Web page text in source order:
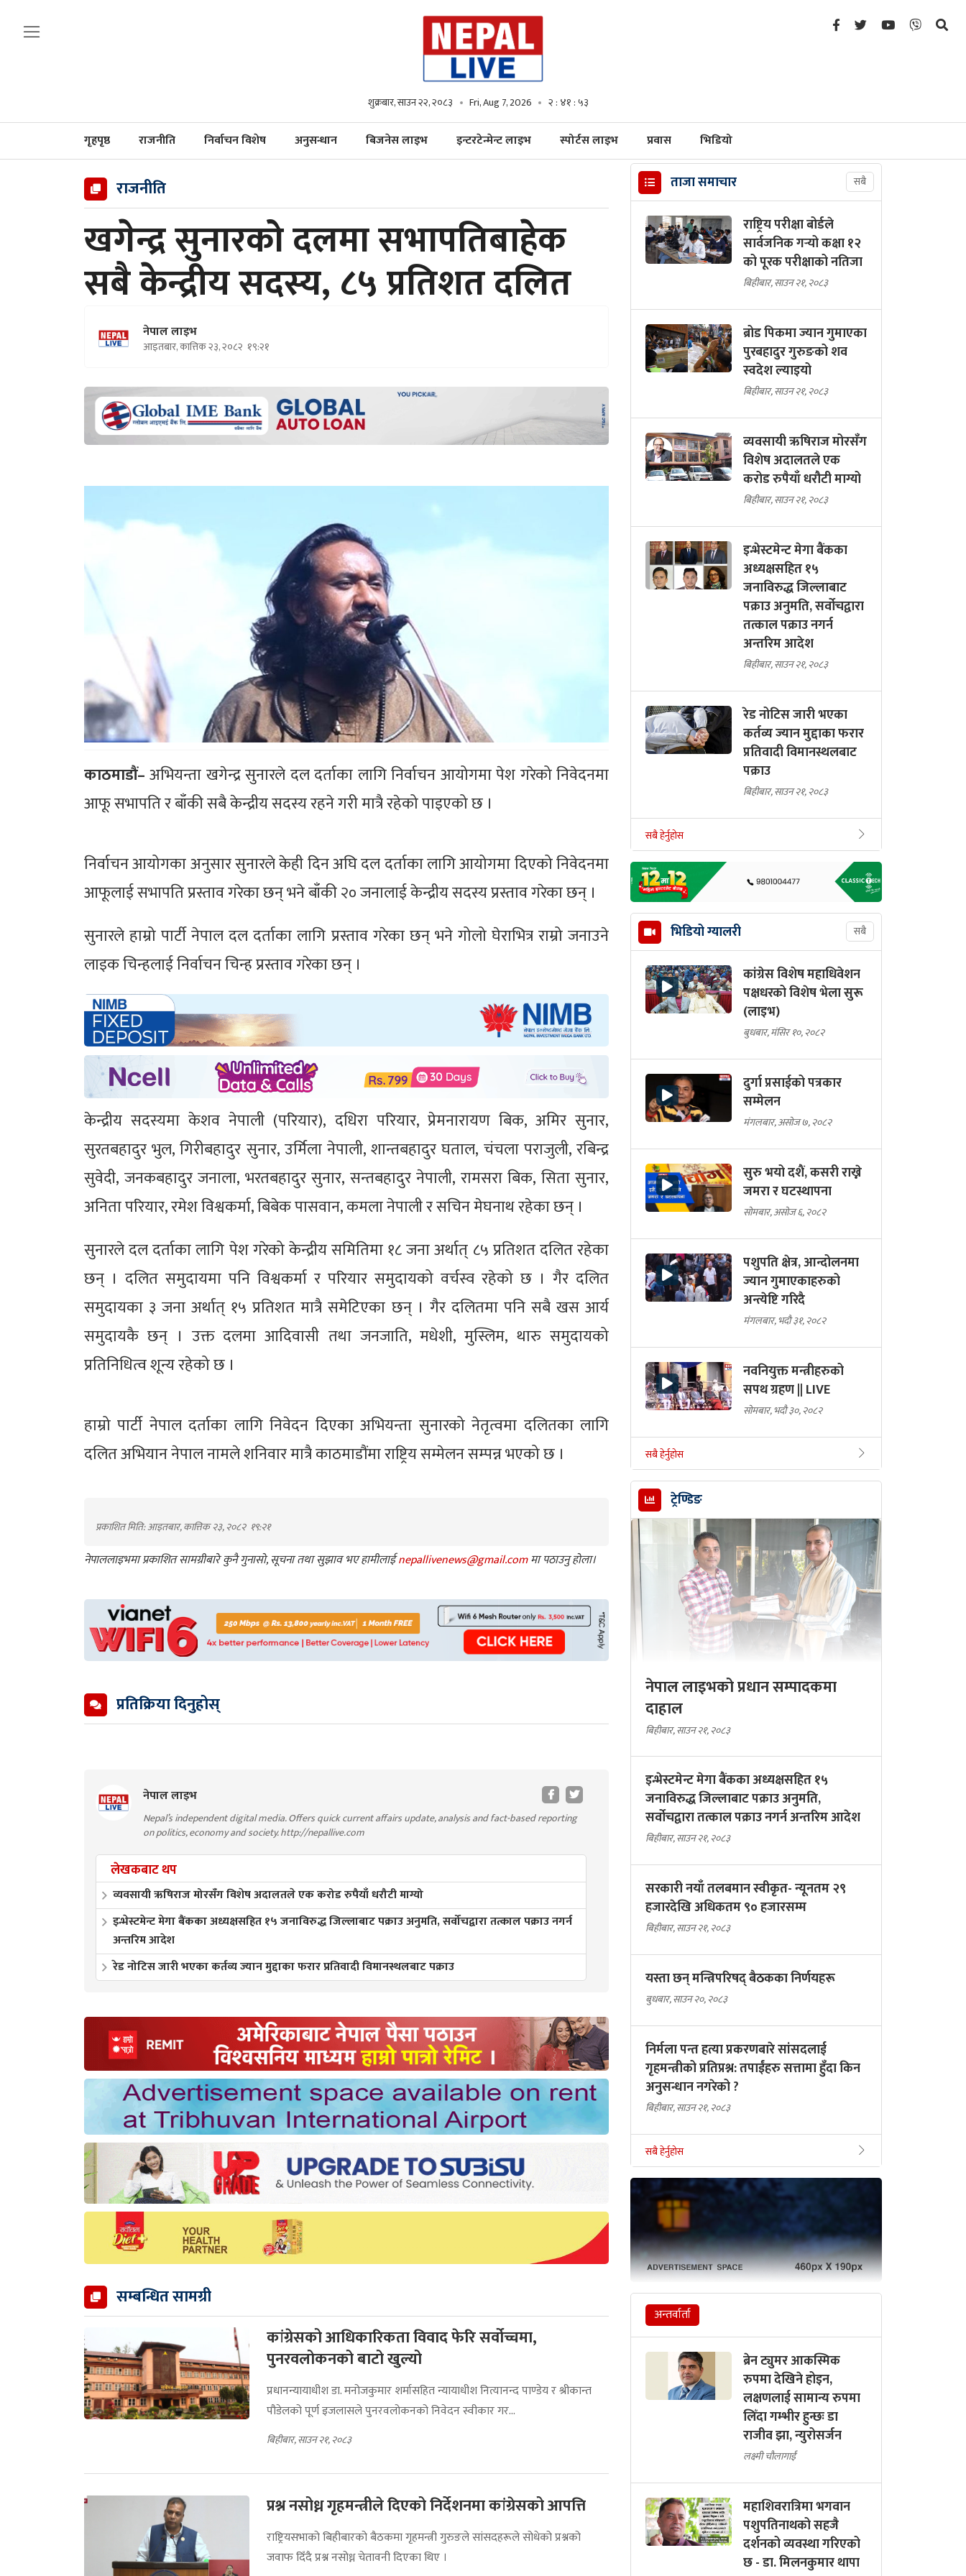
शुक्रबार, साउन २२, २०८३ Fri, Aug 7, 2026 २ : ४१ : ५४
गृहपृष्ठ राजनीति निर्वाचन विशेष अनुसन्धान बिजनेस लाइभ इन्टरटेन्मेन्ट लाइभ स्पोर्टस लाइभ प्रवास भिडियो
राजनीति
खगेन्द्र सुनारको दलमा सभापतिबाहेक
सबै केन्द्रीय सदस्य, ८५ प्रतिशत दलित
नेपाल लाइभ
आइतबार, कात्तिक २३, २०८२ १९:२१
काठमाडौं–अभियन्ता खगेन्द्र सुनारले दल दर्ताका लागि निर्वाचन आयोगमा पेश गरेको निवेदनमा
आफू सभापति र बाँकी सबै केन्द्रीय सदस्य रहने गरी मात्रै रहेको पाइएको छ ।
निर्वाचन आयोगका अनुसार सुनारले केही दिन अघि दल दर्ताका लागि आयोगमा दिएको निवेदनमा
आफूलाई सभापति प्रस्ताव गरेका छन् भने बाँकी २० जनालाई केन्द्रीय सदस्य प्रस्ताव गरेका छन् ।
सुनारले हाम्रो पार्टी नेपाल दल दर्ताका लागि प्रस्ताव गरेका छन् भने गोलो घेराभित्र राम्रो जनाउने
लाइक चिन्हलाई निर्वाचन चिन्ह प्रस्ताव गरेका छन् ।
केन्द्रीय सदस्यमा केशव नेपाली (परियार), दधिरा परियार, प्रेमनारायण बिक, अमिर सुनार,
सुरतबहादुर भुल, गिरीबहादुर सुनार, उर्मिला नेपाली, शान्तबहादुर घताल, चंचला पराजुली, रबिन्द्र
सुवेदी, जनकबहादुर जनाला, भरतबहादुर सुनार, सन्तबहादुर नेपाली, रामसरा बिक, सिता सुनार,
अनिता परियार, रमेश विश्वकर्मा, बिबेक पासवान, कमला नेपाली र सचिन मेघनाथ रहेका छन् ।
सुनारले दल दर्ताका लागि पेश गरेको केन्द्रीय समितिमा १८ जना अर्थात् ८५ प्रतिशत दलित रहेका
छन् । दलित समुदायमा पनि विश्वकर्मा र परियार समुदायको वर्चस्व रहेको छ । गैर दलित
समुदायका ३ जना अर्थात् १५ प्रतिशत मात्रै समेटिएका छन् । गैर दलितमा पनि सबै खस आर्य
समुदायकै छन् । उक्त दलमा आदिवासी तथा जनजाति, मधेशी, मुस्लिम, थारु समुदायको
प्रतिनिधित्व शून्य रहेको छ ।
हाम्रो पार्टी नेपाल दर्ताका लागि निवेदन दिएका अभियन्ता सुनारको नेतृत्वमा दलितका लागि
दलित अभियान नेपाल नामले शनिवार मात्रै काठमाडौंमा राष्ट्रिय सम्मेलन सम्पन्न भएको छ ।
प्रकाशित मिति: आइतबार, कात्तिक २३, २०८२ १९:२१
नेपाललाइभमा प्रकाशित सामग्रीबारे कुनै गुनासो, सूचना तथा सुझाव भए हामीलाईnepallivenews@gmail.comमा पठाउनु होला।
प्रतिक्रिया दिनुहोस्
नेपाल लाइभ
Nepal’s independent digital media. Offers quick current affairs update, analysis and fact-based reporting
on politics, economy and society. http://nepallive.com
लेखकबाट थप
व्यवसायी ऋषिराज मोरसँग विशेष अदालतले एक करोड रुपैयाँ धरौटी माग्यो
इन्भेस्टमेन्ट मेगा बैंकका अध्यक्षसहित १५ जनाविरुद्ध जिल्लाबाट पक्राउ अनुमति, सर्वोचद्वारा तत्काल पक्राउ नगर्न
अन्तरिम आदेश
रेड नोटिस जारी भएका कर्तव्य ज्यान मुद्दाका फरार प्रतिवादी विमानस्थलबाट पक्राउ
सम्बन्धित सामग्री
कांग्रेसको आधिकारिकता विवाद फेरि सर्वोच्चमा,
पुनरवलोकनको बाटो खुल्यो
प्रधानन्यायाधीश डा. मनोजकुमार शर्मासहित न्यायाधीश नित्यानन्द पाण्डेय र श्रीकान्त
पौडेलको पूर्ण इजलासले पुनरवलोकनको निवेदन स्वीकार गर...
बिहीबार, साउन २१, २०८३
प्रश्न नसोध्न गृहमन्त्रीले दिएको निर्देशनमा कांग्रेसको आपत्ति
राष्ट्रियसभाको बिहीबारको बैठकमा गृहमन्त्री गुरुङले सांसदहरूले सोधेको प्रश्नको
जवाफ दिँदै प्रश्न नसोध्न चेतावनी दिएका थिए ।
ताजा समाचार सबै
राष्ट्रिय परीक्षा बोर्डले
सार्वजनिक गर्‍यो कक्षा १२
को पूरक परीक्षाको नतिजा
बिहीबार, साउन २१, २०८३
ब्रोड पिकमा ज्यान गुमाएका
पुरबहादुर गुरुङको शव
स्वदेश ल्याइयो
बिहीबार, साउन २१, २०८३
व्यवसायी ऋषिराज मोरसँग
विशेष अदालतले एक
करोड रुपैयाँ धरौटी माग्यो
बिहीबार, साउन २१, २०८३
इन्भेस्टमेन्ट मेगा बैंकका
अध्यक्षसहित १५
जनाविरुद्ध जिल्लाबाट
पक्राउ अनुमति, सर्वोचद्वारा
तत्काल पक्राउ नगर्न
अन्तरिम आदेश
बिहीबार, साउन २१, २०८३
रेड नोटिस जारी भएका
कर्तव्य ज्यान मुद्दाका फरार
प्रतिवादी विमानस्थलबाट
पक्राउ
बिहीबार, साउन २१, २०८३
सबै हेर्नुहोस
भिडियो ग्यालरी सबै
कांग्रेस विशेष महाधिवेशन
पक्षधरको विशेष भेला सुरू
(लाइभ)
बुधबार, मंसिर १०, २०८२
दुर्गा प्रसाईको पत्रकार
सम्मेलन
मंगलबार, असोज ७, २०८२
सुरु भयो दशैं, कसरी राख्ने
जमरा र घटस्थापना
सोमबार, असोज ६, २०८२
पशुपति क्षेत्र, आन्दोलनमा
ज्यान गुमाएकाहरुको
अन्त्येष्टि गरिदै
मंगलबार, भदौ ३१, २०८२
नवनियुक्त मन्त्रीहरुको
सपथ ग्रहण || LIVE
सोमबार, भदौ ३०, २०८२
सबै हेर्नुहोस
ट्रेण्डिङ
नेपाल लाइभको प्रधान सम्पादकमा
दाहाल
बिहीबार, साउन २१, २०८३
इन्भेस्टमेन्ट मेगा बैंकका अध्यक्षसहित १५
जनाविरुद्ध जिल्लाबाट पक्राउ अनुमति,
सर्वोचद्वारा तत्काल पक्राउ नगर्न अन्तरिम आदेश
बिहीबार, साउन २१, २०८३
सरकारी नयाँ तलबमान स्वीकृत- न्यूनतम २९
हजारदेखि अधिकतम ९० हजारसम्म
बिहीबार, साउन २१, २०८३
यस्ता छन् मन्त्रिपरिषद् बैठकका निर्णयहरू
बुधबार, साउन २०, २०८३
निर्मला पन्त हत्या प्रकरणबारे सांसदलाई
गृहमन्त्रीको प्रतिप्रश्न: तपाईंहरु सत्तामा हुँदा किन
अनुसन्धान नगरेको ?
बिहीबार, साउन २१, २०८३
सबै हेर्नुहोस
अन्तर्वार्ता
ब्रेन ट्युमर आकस्मिक
रुपमा देखिने होइन,
लक्षणलाई सामान्य रुपमा
लिँदा गम्भीर हुन्छः डा
राजीव झा, न्युरोसर्जन
लक्ष्मी चौलागाईं
महाशिवरात्रिमा भगवान
पशुपतिनाथको सहजै
दर्शनको व्यवस्था गरिएको
छ - डा. मिलनकुमार थापा